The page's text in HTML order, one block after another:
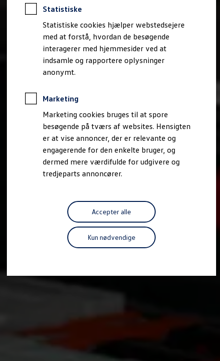
Statistiske
Statistiske cookies hjælper webstedsejere
med at forstå, hvordan de besøgende
interagerer med hjemmesider ved at
indsamle og rapportere oplysninger
anonymt.
Marketing
Marketing cookies bruges til at spore
besøgende på tværs af websites. Hensigten
er at vise annoncer, der er relevante og
engagerende for den enkelte bruger, og
dermed mere værdifulde for udgivere og
tredjeparts annoncører.
Accepter alle
Kun nødvendige
Ejere og services
Book tid på værkstedet
Service
Serviceabonnementer
Service 5+
Service på elbiler
Prismatch
Fordele ved autoriseret værksted
Brugbar information
Servicefordele
Digitale ekstrafunktioner
Se tjenesterne til din model
Volkswagen-apps, login og shop
Forbind mobiltelefonen med bilen
Opdateringer til software, kort og radio
Fleet Interface Data
MinVolkswagen
Digital instruktionsbog
Tilbehør
Fordele ved at vælge autoriseret værksted til din
Om Volkswagen
Nyheder
Tilmeld nyhedsbrev
Pressemeddelser
Kalenderbillede
Garanti
Find forhandler